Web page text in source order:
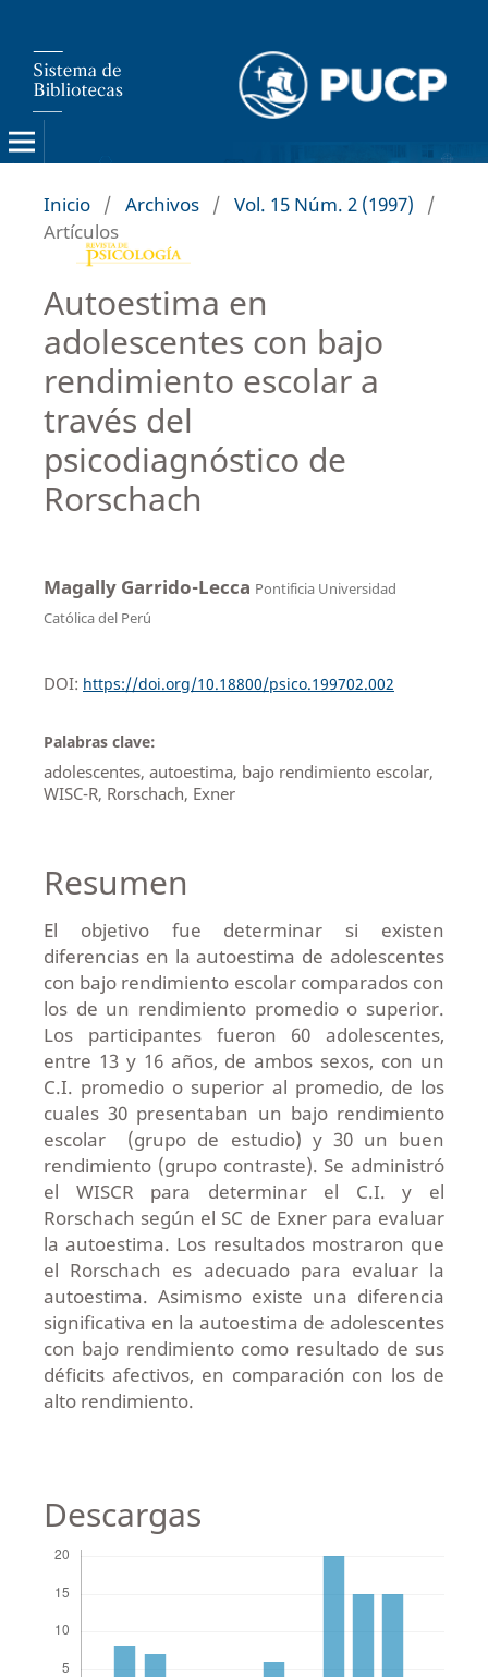
Inicio / Archivos / Vol. 15 Núm. 2 (1997)
/
Artículos
Autoestima en
adolescentes con bajo
rendimiento escolar a
través del
psicodiagnóstico de
Rorschach
Magally Garrido-Lecca Pontificia Universidad
Católica del Perú
DOI: https://doi.org/10.18800/psico.199702.002
Palabras clave:
adolescentes, autoestima, bajo rendimiento escolar,
WISC-R, Rorschach, Exner
Resumen
El objetivo fue determinar si existen
diferencias en la autoestima de adolescentes
con bajo rendimiento escolar comparados con
los de un rendimiento promedio o superior.
Los participantes fueron 60 adolescentes,
entre 13 y 16 años, de ambos sexos, con un
C.I. promedio o superior al promedio, de los
cuales 30 presentaban un bajo rendimiento
escolar (grupo de estudio) y 30 un buen
rendimiento (grupo contraste). Se administró
el WISCR para determinar el C.I. y el
Rorschach según el SC de Exner para evaluar
la autoestima. Los resultados mostraron que
el Rorschach es adecuado para evaluar la
autoestima. Asimismo existe una diferencia
significativa en la autoestima de adolescentes
con bajo rendimiento como resultado de sus
déficits afectivos, en comparación con los de
alto rendimiento.
Descargas